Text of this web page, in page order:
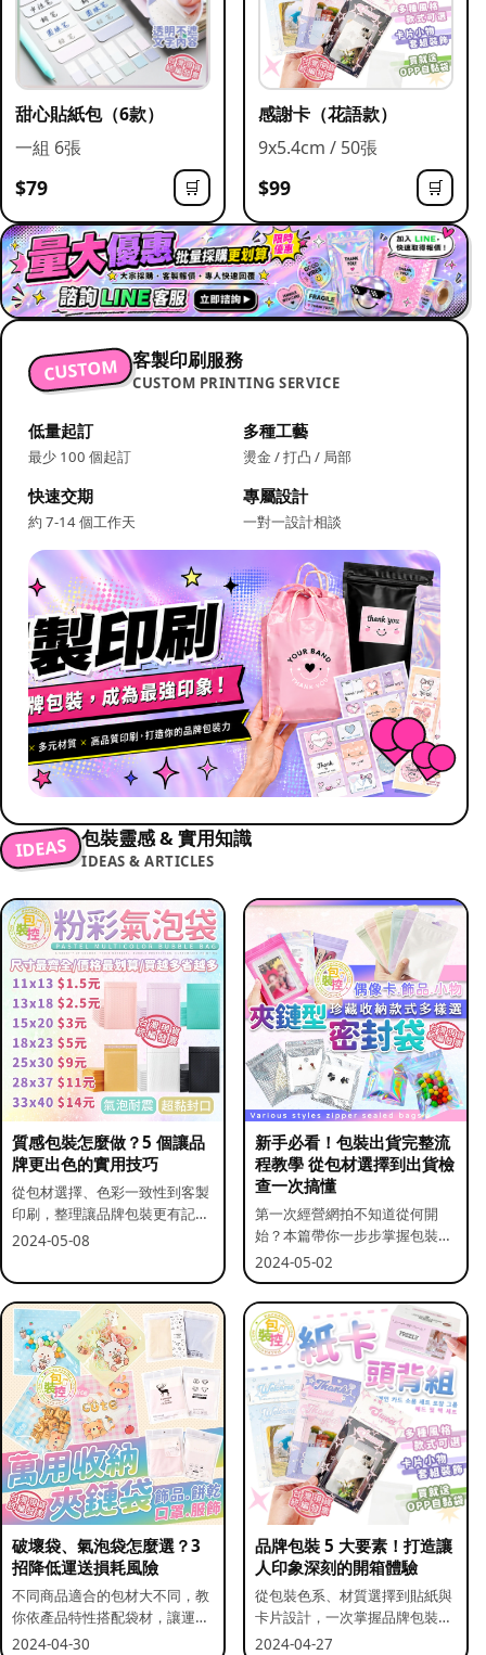
甜心貼紙包（6款）
一組 6張
$79 🛒
感謝卡（花語款）
9x5.4cm / 50張
$99 🛒
CUSTOM 客製印刷服務
CUSTOM PRINTING SERVICE
低量起訂
最少 100 個起訂
多種工藝
燙金 / 打凸 / 局部
快速交期
約 7-14 個工作天
專屬設計
一對一設計相談
IDEAS 包裝靈感 & 實用知識
IDEAS & ARTICLES
質感包裝怎麼做？5 個讓品
牌更出色的實用技巧
從包材選擇、色彩一致性到客製
印刷，整理讓品牌包裝更有記憶
點的實用做法。
2024-05-08
新手必看！包裝出貨完整流
程教學 從包材選擇到出貨檢
查一次搞懂
第一次經營網拍不知道從何開
始？本篇帶你一步步掌握包裝流
程與出貨前檢查重點。
2024-05-02
破壞袋、氣泡袋怎麼選？3
招降低運送損耗風險
不同商品適合的包材大不同，教
你依產品特性搭配袋材，讓運送
更安全。
2024-04-30
品牌包裝 5 大要素！打造讓
人印象深刻的開箱體驗
從包裝色系、材質選擇到貼紙與
卡片設計，一次掌握品牌包裝的
關鍵要素。
2024-04-27